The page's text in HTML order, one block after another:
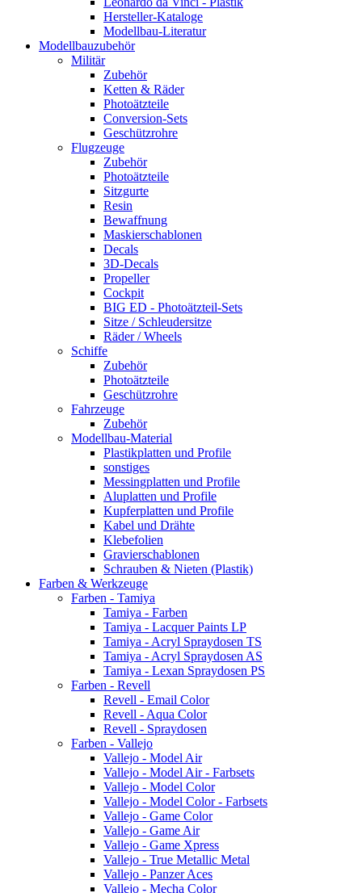
Hersteller-Kataloge
Modellbau-Literatur
Modellbauzubehör
Militär
Zubehör
Ketten & Räder
Photoätzteile
Conversion-Sets
Geschützrohre
Flugzeuge
Zubehör
Photoätzteile
Sitzgurte
Resin
Bewaffnung
Maskierschablonen
Decals
3D-Decals
Propeller
Cockpit
BIG ED - Photoätzteil-Sets
Sitze / Schleudersitze
Räder / Wheels
Schiffe
Zubehör
Photoätzteile
Geschützrohre
Fahrzeuge
Zubehör
Modellbau-Material
Plastikplatten und Profile
sonstiges
Messingplatten und Profile
Aluplatten und Profile
Kupferplatten und Profile
Kabel und Drähte
Klebefolien
Gravierschablonen
Schrauben & Nieten (Plastik)
Farben & Werkzeuge
Farben - Tamiya
Tamiya - Farben
Tamiya - Lacquer Paints LP
Tamiya - Acryl Spraydosen TS
Tamiya - Acryl Spraydosen AS
Tamiya - Lexan Spraydosen PS
Farben - Revell
Revell - Email Color
Revell - Aqua Color
Revell - Spraydosen
Farben - Vallejo
Vallejo - Model Air
Vallejo - Model Air - Farbsets
Vallejo - Model Color
Vallejo - Model Color - Farbsets
Vallejo - Game Color
Vallejo - Game Air
Vallejo - Game Xpress
Vallejo - True Metallic Metal
Vallejo - Panzer Aces
Vallejo - Mecha Color